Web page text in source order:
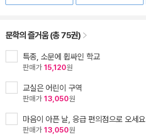
문학의 즐거움 (총 75권)
특종, 소문에 휩싸인 학교
판매가 15,120원
교실은 어린이 구역
판매가 13,050원
마음이 아픈 날, 응급 편의점으로 오세요
판매가 13,050원